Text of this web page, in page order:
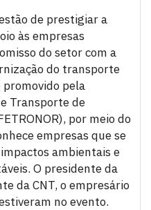
de prestigiar a
às empresas
do setor com a
do transporte
promovido pela
Transporte de
por meio do
empresas que se
ambientais e
O presidente da
da CNT, o empresário
no evento.